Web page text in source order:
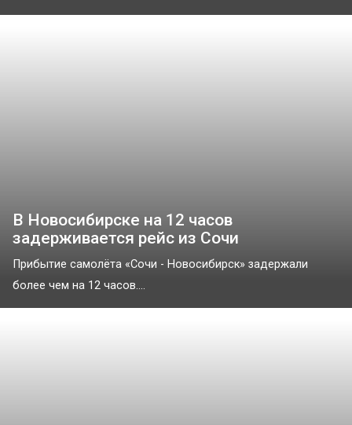
В Новосибирске на 12 часов
задерживается рейс из Сочи
Прибытие самолёта «Сочи - Новосибирск» задержали
более чем на 12 часов....